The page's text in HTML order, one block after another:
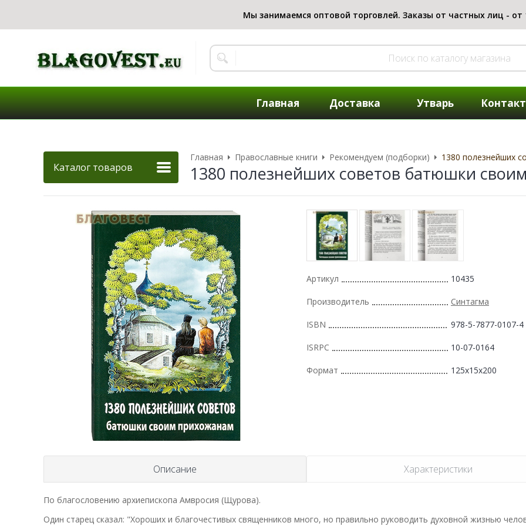
Главная Доставка Утварь
Каталог товаров
Главная Православные книги Рекомендуем (подборки) 1380 полезнейших
1380 полезнейших советов батюшки
Артикул 10435
Производитель Синтагма
ISBN 978-5-7877-0107-4
ISRPC 10-07-0164
Формат 125x15x200
Описание Характеристики
По благословению архиепископа Амвросия (Щурова).
Один старец сказал: "Хороших и благочестивых священников много, но правильно руководить духовной жизнью